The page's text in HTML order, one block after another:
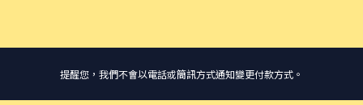
提醒您，我們不會以電話或簡訊方式通知變更付款方式。